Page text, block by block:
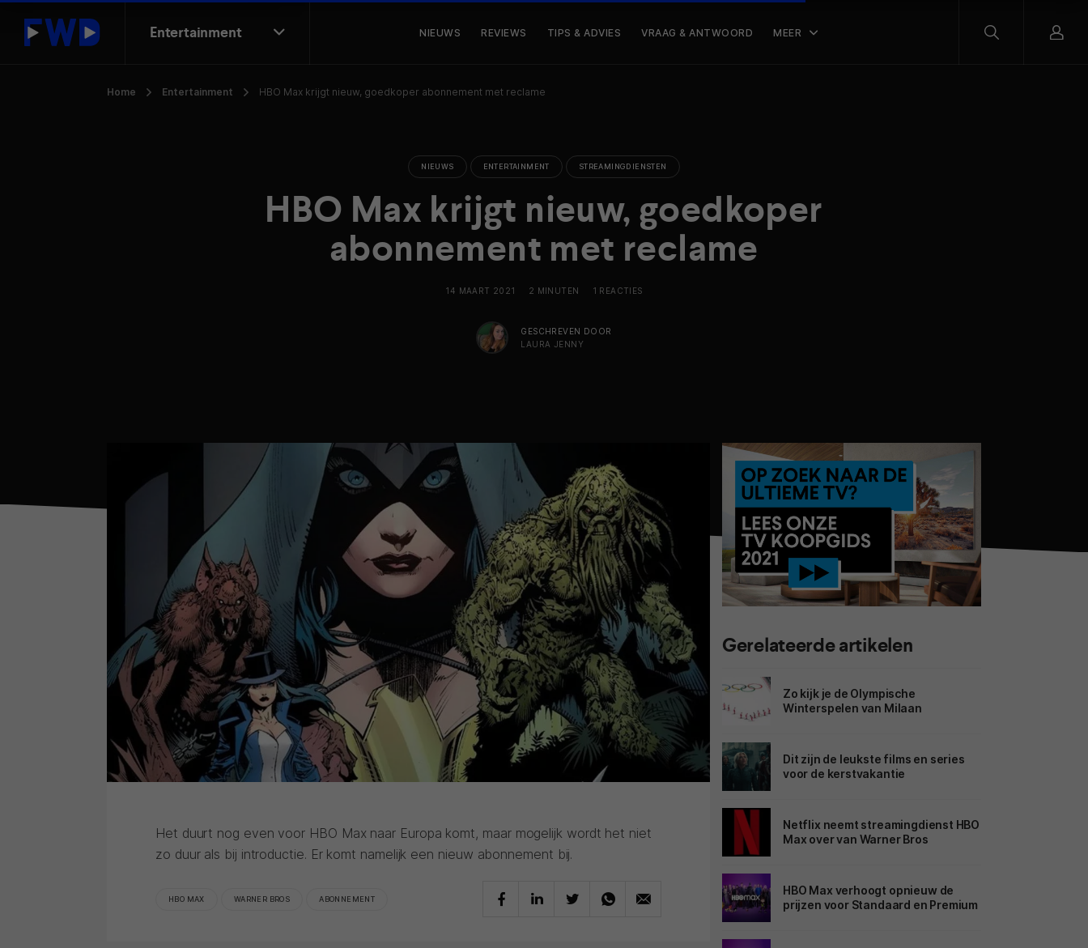
Entertainment NIEUWS REVIEWS TIPS & ADVIES VRAAG & ANTWOORD MEER
Home Entertainment HBO Max krijgt nieuw, goedkoper abonnement met reclame
NIEUWS ENTERTAINMENT STREAMINGDIENSTEN
HBO Max krijgt nieuw, goedkoper
abonnement met reclame
14 MAART 2021 2 MINUTEN 1 REACTIES
GESCHREVEN DOOR
LAURA JENNY
Het duurt nog even voor HBO Max naar Europa komt, maar mogelijk wordt het niet
zo duur als bij introductie. Er komt namelijk een nieuw abonnement bij.
HBO MAX WARNER BROS ABONNEMENT
Gerelateerde artikelen
Zo kijk je de Olympische
Winterspelen van Milaan
Dit zijn de leukste films en series
voor de kerstvakantie
Netflix neemt streamingdienst HBO
Max over van Warner Bros
HBO Max verhoogt opnieuw de
prijzen voor Standaard en Premium